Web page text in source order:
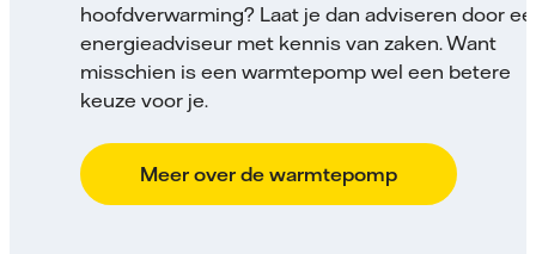
hoofdverwarming? Laat je dan adviseren door
energieadviseur met kennis van zaken. Want
misschien is een warmtepomp wel een betere
keuze voor je.
Meer over de warmtepomp